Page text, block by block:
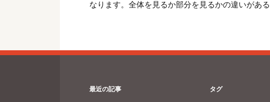
なります。全体を見るか部分を見るかの違いがあ
最近の記事 タグ